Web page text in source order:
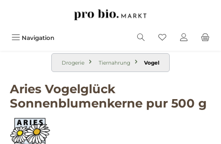
Navigation
Drogerie Tiernahrung Vogel
Aries Vogelglück
Sonnenblumenkerne pur 500 g